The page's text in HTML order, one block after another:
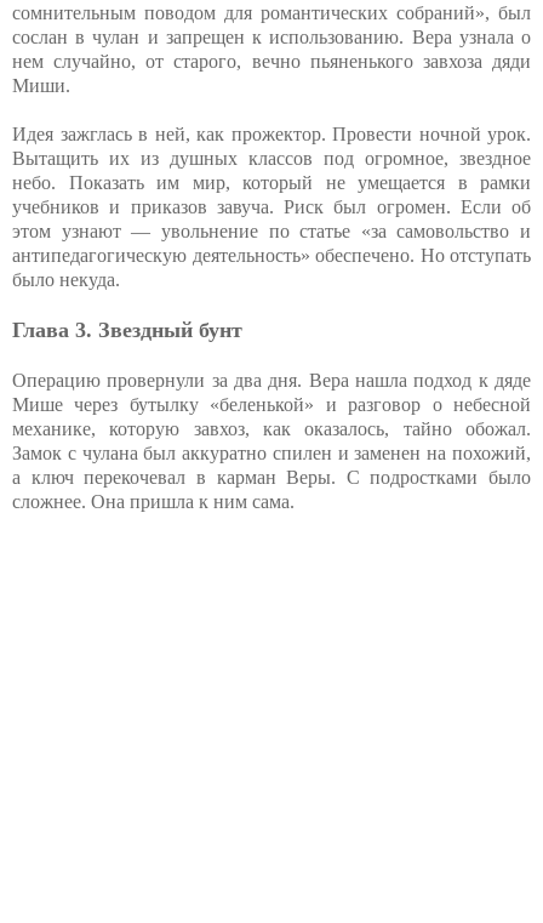
сомнительным поводом для романтических собраний», был
сослан в чулан и запрещен к использованию. Вера узнала о
нем случайно, от старого, вечно пьяненького завхоза дяди
Миши.
Идея зажглась в ней, как прожектор. Провести ночной урок.
Вытащить их из душных классов под огромное, звездное
небо. Показать им мир, который не умещается в рамки
учебников и приказов завуча. Риск был огромен. Если об
этом узнают — увольнение по статье «за самовольство и
антипедагогическую деятельность» обеспечено. Но отступать
было некуда.
Глава 3. Звездный бунт
Операцию провернули за два дня. Вера нашла подход к дяде
Мише через бутылку «беленькой» и разговор о небесной
механике, которую завхоз, как оказалось, тайно обожал.
Замок с чулана был аккуратно спилен и заменен на похожий,
а ключ перекочевал в карман Веры. С подростками было
сложнее. Она пришла к ним сама.